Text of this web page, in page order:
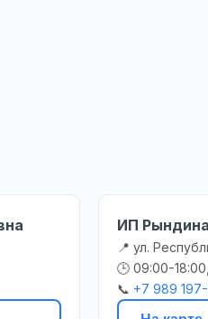
ИП
📍 ул.
🕒 09:00-
📞 +7 989